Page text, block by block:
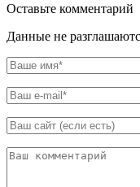
Оставьте комментарий
Данные не